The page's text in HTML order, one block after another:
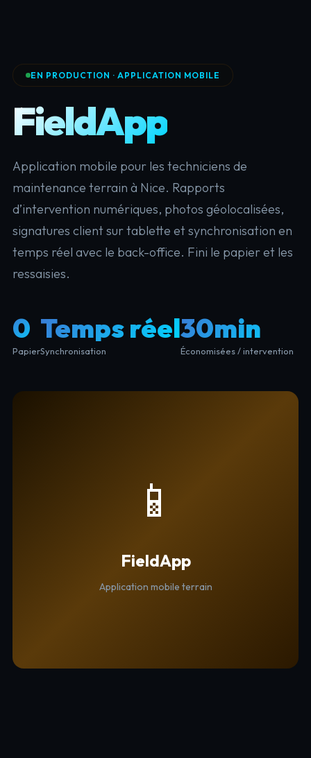
EN PRODUCTION · APPLICATION MOBILE
FieldApp
Application mobile pour les techniciens de
maintenance terrain à Nice. Rapports
d’intervention numériques, photos géolocalisées,
signatures client sur tablette et synchronisation en
temps réel avec le back-office. Fini le papier et les
ressaisies.
0
Papier
Temps réel
Synchronisation
30min
Économisées / intervention
📱
FieldApp
Application mobile terrain